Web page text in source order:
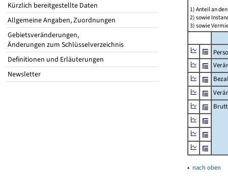
Kürzlich bereitgestellte Daten
Allgemeine Angaben, Zuordnungen
Gebietsveränderungen,
Änderungen zum Schlüsselverzeichnis
Definitionen und Erläuterungen
Newsletter
1) Anteil an
2) sowie
3) sowie
▴ nach oben